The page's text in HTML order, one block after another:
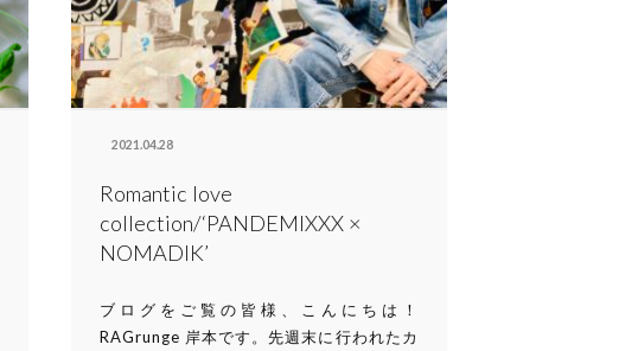
2021.04.28
Romantic love
collection/‘PANDEMIXXX ×
NOMADIK’
ブログをご覧の皆様、こんにちは！
RAGrunge 岸本です。先週末に行われたカ